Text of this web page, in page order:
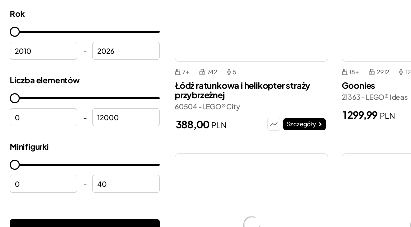
7+ 742 5
Łódź ratunkowa i helikopter straży
przybrzeżnej
60504 - LEGO® City
388,00 PLN Szczegóły
18+ 2912 12
Goonies
21363 - LEGO® Ideas
1 299,99 PLN
Indiana Jones™
Inne
Koci domek Gabi
Marvel
Minions
Pokemon™
Kalendarze adwentowe
Komisariat policji
Kosmos
Kwiaty
Lamborghini
Motocykle
Myszka Miki
Rok
-
Liczba elementów
-
Minifigurki
-